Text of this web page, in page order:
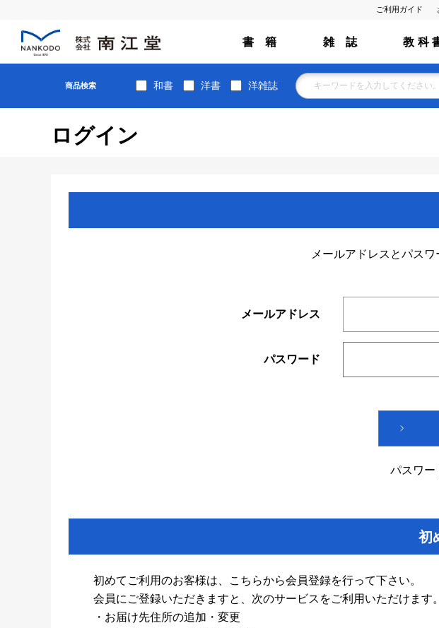
ご利用ガイド
書 籍 雑 誌 教 科
商品検索 和書 洋書 洋雑誌
ログイン
メールアドレスとパス
メールアドレス
パスワード
パスワー
初
初めてご利用のお客様は、こちらから会員登録を行って下さい。
会員にご登録いただきますと、次のサービスをご利用いただけます。
・お届け先住所の追加・変更